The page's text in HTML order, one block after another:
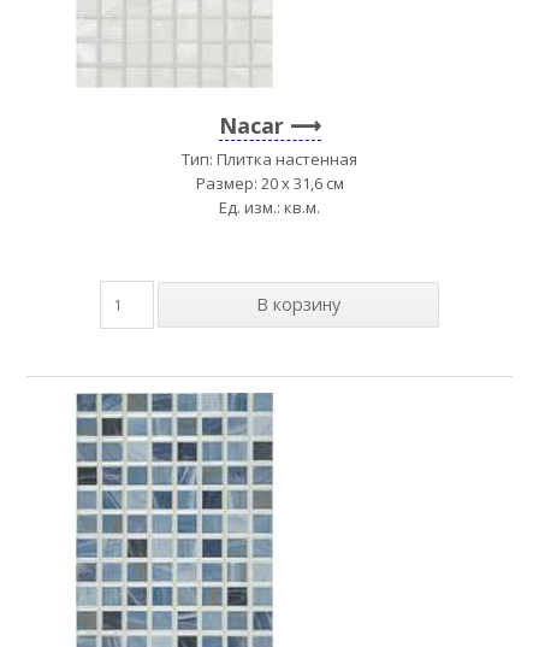
Nacar
Тип: Плитка настенная
Размер: 20 x 31,6 см
Ед. изм.: кв.м.